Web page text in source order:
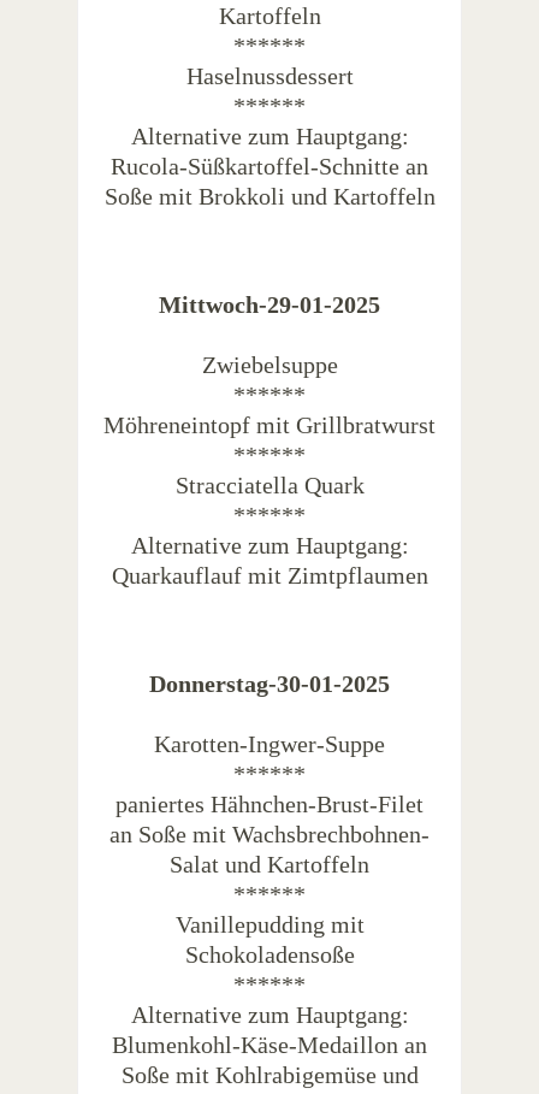
Kartoffeln
******
Haselnussdessert
******
Alternative zum Hauptgang:
Rucola-Süßkartoffel-Schnitte an
Soße mit Brokkoli und Kartoffeln
Mittwoch-29-01-2025
Zwiebelsuppe
******
Möhreneintopf mit Grillbratwurst
******
Stracciatella Quark
******
Alternative zum Hauptgang:
Quarkauflauf mit Zimtpflaumen
Donnerstag-30-01-2025
Karotten-Ingwer-Suppe
******
paniertes Hähnchen-Brust-Filet
an Soße mit Wachsbrechbohnen-
Salat und Kartoffeln
******
Vanillepudding mit
Schokoladensoße
******
Alternative zum Hauptgang:
Blumenkohl-Käse-Medaillon an
Soße mit Kohlrabigemüse und